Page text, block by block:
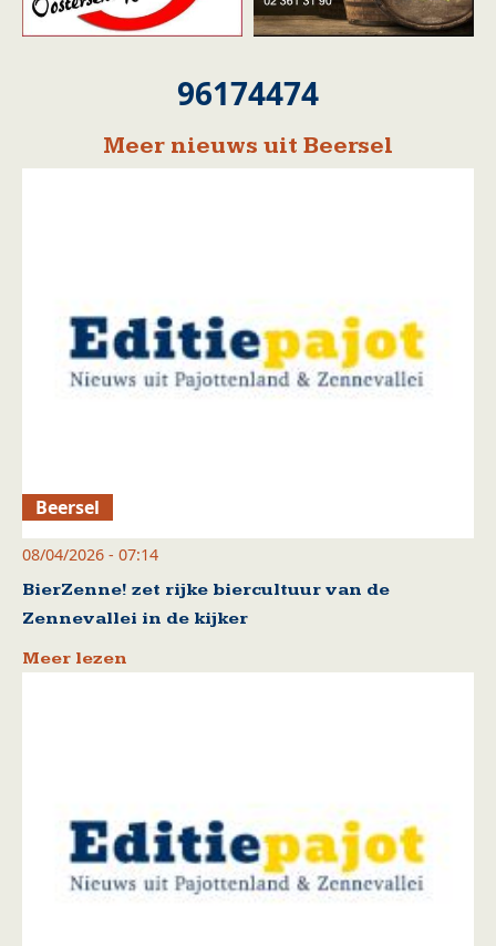
96174474
Meer nieuws uit Beersel
Beersel
08/04/2026 - 07:14
BierZenne! zet rijke biercultuur van de
Zennevallei in de kijker
Meer lezen